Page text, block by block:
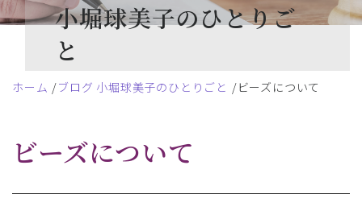
小堀球美子のひとりご
と
ホーム ブログ 小堀球美子のひとりごと ビーズについて
ビーズについて